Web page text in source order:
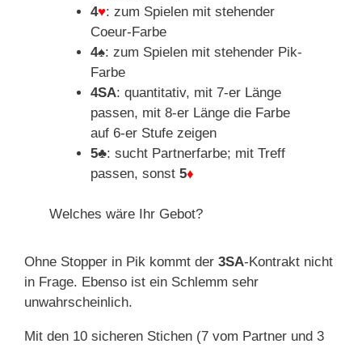
4♥: zum Spielen mit stehender
Coeur-Farbe
4♠: zum Spielen mit stehender Pik-
Farbe
4SA: quantitativ, mit 7-er Länge
passen, mit 8-er Länge die Farbe
auf 6-er Stufe zeigen
5♣: sucht Partnerfarbe; mit Treff
passen, sonst5♦
Welches wäre Ihr Gebot?
Ohne Stopper in Pik kommt der 3SA-Kontrakt nicht
in Frage. Ebenso ist ein Schlemm sehr
unwahrscheinlich.
Mit den 10 sicheren Stichen (7 vom Partner und 3